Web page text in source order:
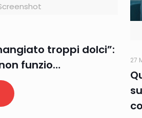
troppi dolci”:
funzio…
27